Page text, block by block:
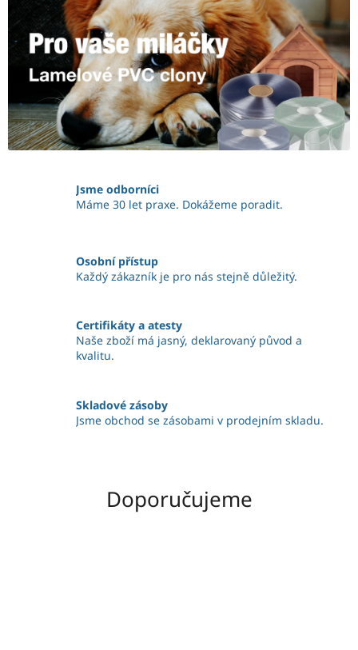
a
a
h
a
Jsme odborníci
Máme 30 let praxe. Dokážeme poradit.
Osobní přístup
Každý zákazník je pro nás stejně důležitý.
Certifikáty a atesty
Naše zboží má jasný, deklarovaný původ a
kvalitu.
Skladové zásoby
Jsme obchod se zásobami v prodejním skladu.
Doporučujeme